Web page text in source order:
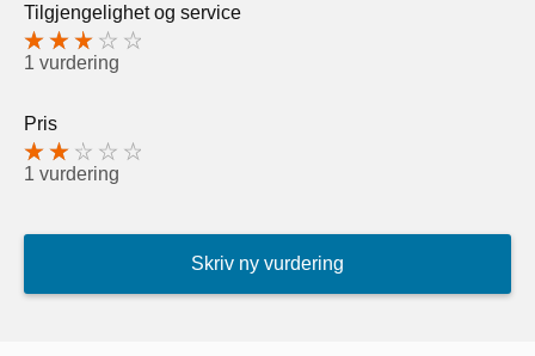
Tilgjengelighet og service
1 vurdering
Pris
1 vurdering
Skriv ny vurdering